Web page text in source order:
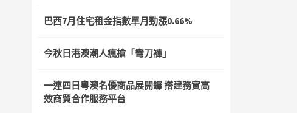
巴西7月住宅租金指數單月勁漲0.66%
今秋日港澳潮人瘋搶「彎刀褲」
一連四日粵澳名優商品展開鑼 搭建務實高
效商貿合作服務平台